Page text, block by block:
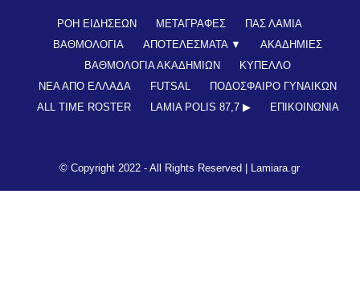
ΡΟΗ ΕΙΔΗΣΕΩΝ ΜΕΤΑΓΡΑΦΕΣ
ΠΑΣ ΛΑΜΙΑ
ΒΑΘΜΟΛΟΓΙΑ
ΑΠΟΤΕΛΕΣΜΑΤΑ ▼
ΑΚΑΔΗΜΙΕΣ
ΒΑΘΜΟΛΟΓΙΑ ΑΚΑΔΗΜΙΩΝ
ΚΥΠΕΛΛΟ
ΝΕΑ ΑΠΟ ΕΛΛΑΔΑ
FUTSAL
ΠΟΔΟΣΦΑΙΡΟ ΓΥΝΑΙΚΩΝ
ALL TIME ROSTER
LAMIA POLIS 87,7 ▶︎ ΕΠΙΚΟΙΝΩΝΊΑ
© Copyright 2022 - All Rights Reserved | Lamiara.gr